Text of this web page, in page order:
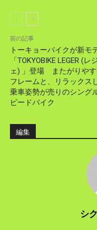
前の記事
トーキョーバイクが新モ
「TOKYOBIKE LEGER (レ
ェ) 」登場 またがりや
フレームと、リラックス
乗車姿勢が売りのシング
ピードバイク
編集
シ